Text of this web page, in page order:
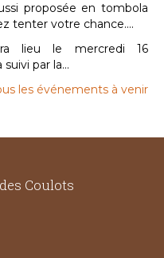
proposée en tombola
tenter votre chance....
lieu le mercredi 16
par la...
les événements à venir
Coulots